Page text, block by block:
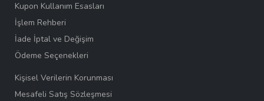
Kupon Kullanım Esasları
İşlem Rehberi
İade İptal ve Değişim
Ödeme Seçenekleri
Kişisel Verilerin Korunması
Mesafeli Satış Sözleşmesi